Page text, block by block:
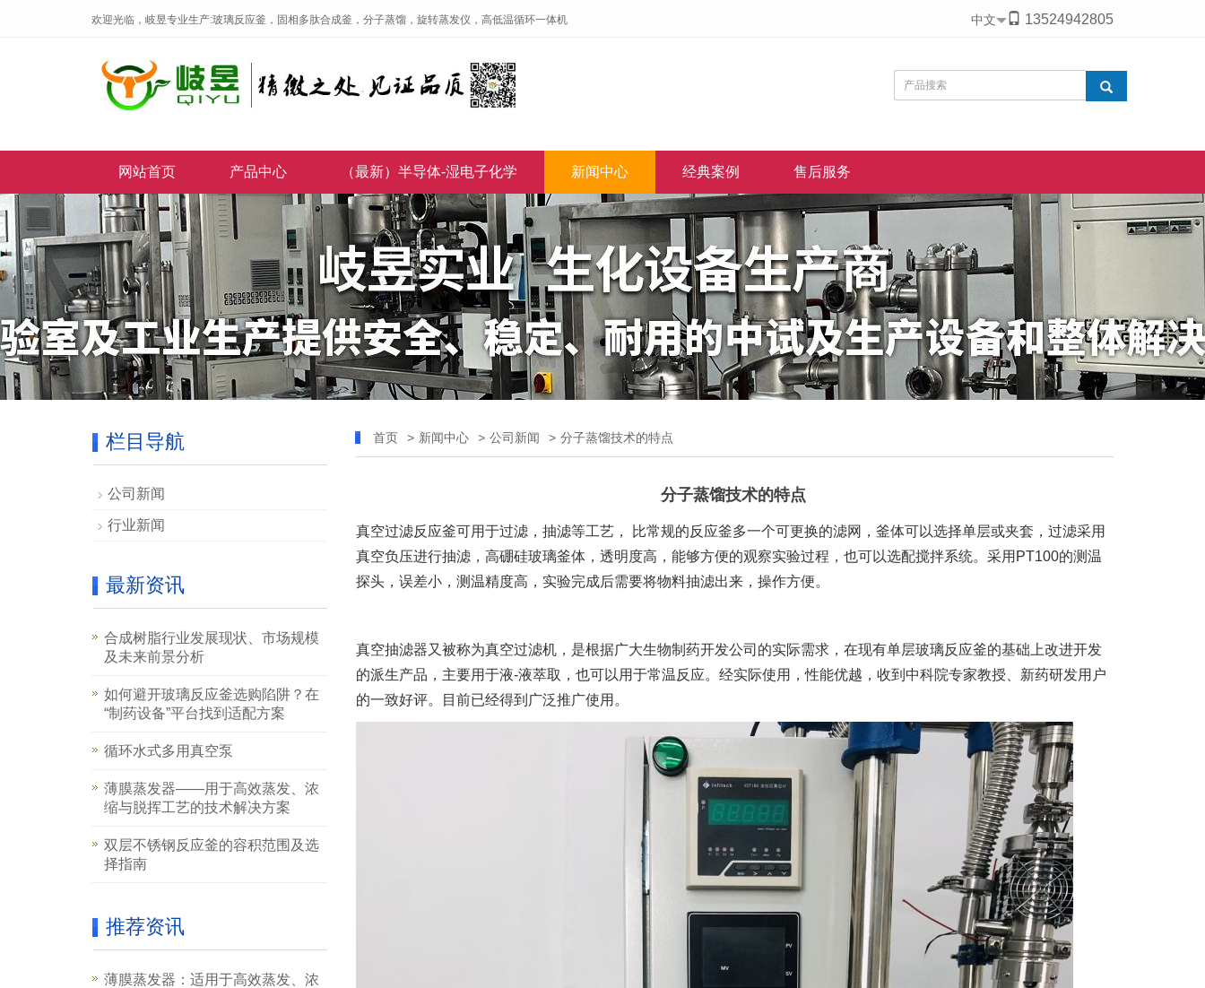
欢迎光临，岐昱专业生产:玻璃反应釜，固相多肽合成釜，分子蒸馏，旋转蒸发仪，高低温循环一体机 中文 13524942805
网站首页 产品中心 （最新）半导体-湿电子化学 新闻中心 经典案例 售后服务
首页 > 新闻中心 > 公司新闻 > 分子蒸馏技术的特点
分子蒸馏技术的特点
真空过滤反应釜可用于过滤，抽滤等工艺， 比常规的反应釜多一个可更换的滤网，釜体可以选择单层或夹套，过滤采用
真空负压进行抽滤，高硼硅玻璃釜体，透明度高，能够方便的观察实验过程，也可以选配搅拌系统。采用PT100的测温
探头，误差小，测温精度高，实验完成后需要将物料抽滤出来，操作方便。
真空抽滤器又被称为真空过滤机，是根据广大生物制药开发公司的实际需求，在现有单层玻璃反应釜的基础上改进开发
的派生产品，主要用于液-液萃取，也可以用于常温反应。经实际使用，性能优越，收到中科院专家教授、新药研发用户
的一致好评。目前已经得到广泛推广使用。
栏目导航
公司新闻
行业新闻
最新资讯
合成树脂行业发展现状、市场规模
及未来前景分析
如何避开玻璃反应釜选购陷阱？在
“制药设备”平台找到适配方案
循环水式多用真空泵
薄膜蒸发器——用于高效蒸发、浓
缩与脱挥工艺的技术解决方案
双层不锈钢反应釜的容积范围及选
择指南
推荐资讯
薄膜蒸发器：适用于高效蒸发、浓